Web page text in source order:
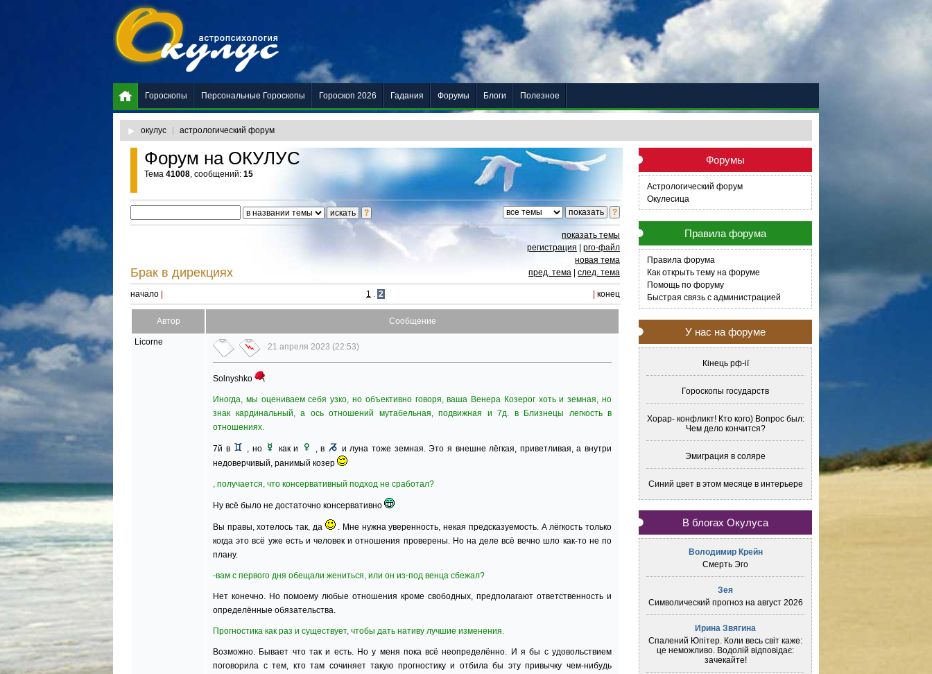
окулус астрологический форум
Форум на ОКУЛУС
Тема 41008, сообщений: 15
Брак в дирекциях
показать темы
регистрация
pro-файл
новая тема
пред. тема
след. тема
начало 1 . 2 конец
Автор Сообщение
Licorne 21 апреля 2023 (22:53)
Solnyshko
Иногда, мы оцениваем себя узко, но объективно говоря, ваша Венера Козерог хоть и земная, но
знак кардинальный, а ось отношений мутабельная, подвижная и 7д. в Близнецы легкость в
отношениях.
7й в , но как и , в
и луна тоже земная. Это я внешне лёгкая, приветливая, а внутри
недоверчивый, ранимый козер
, получается, что консервативный подход не сработал?
Ну всё было не достаточно консервативно
Вы правы, хотелось так, да
. Мне нужна уверенность, некая предсказуемость. А лёгкость только
когда это всё уже есть и человек и отношения проверены. Но на деле всё вечно шло как-то не по
плану.
-вам с первого дня обещали жениться, или он из-под венца сбежал?
Нет конечно. Но помоему любые отношения кроме свободных, предполагают ответственность и
определённые обязательства.
Прогностика как раз и существует, чтобы дать нативу лучшие изменения.
Возможно. Бывает что так и есть. Но у меня пока всё неопределённо. И я бы с удовольствием
поговорила с тем, кто там сочиняет такую прогностику и отбила бы эту привычку чем-нибудь
Форумы
Астрологический форум
Окулесица
Правила форума
Правила форума
Как открыть тему на форуме
Помощь по форуму
Быстрая связь с администрацией
У нас на форуме
Кінець рф-ії
Гороскопы государств
Хорар- конфликт! Кто кого) Вопрос был:
Чем дело кончится?
Эмиграция в соляре
Синий цвет в этом месяце в интерьере
В блогах Окулуса
Володимир Крейн
Смерть Эго
Зея
Символический прогноз на август 2026
Ирина Звягина
Спалений Юпітер. Коли весь світ каже:
це неможливо. Водолій відповідає:
зачекайте!
Гороскопы Персональные Гороскопы Гороскоп 2026 Гадания Форумы Блоги Полезное